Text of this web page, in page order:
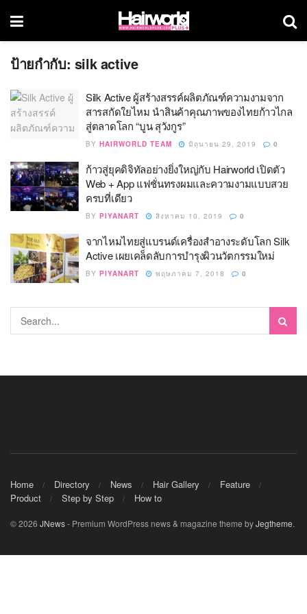
ป้ายกำกับ: silk active
Silk Active ผู้สร้างสรรค์ผลิตภัณฑ์ความงามจาก
สารสกัดใยไหม นำสินค้าคุณภาพของไทยก้าวไกล
สู่ตลาดโลก “บูน สุวังกูร”
BY HAIRWORLD TEAM มิถุนายน 29, 2019 0
ก้าวสู่ยุคดิจิทัลอย่างยิ่งใหญ่กับ Hairworld เปิดตัว
Web + App แฟชั่นทรงผมและความงามแบบสวย
ครบที่เดียว
BY PIYANART สิงหาคม 10, 2019 0
จากไหมไทยสู่แบรนด์เครื่องสำอางระดับโลก Silk
Active เผยเคล็ดลับการบำรุงผิวนวัตกรรมใหม่
BY PIYANART พฤษภาคม 7, 2018 0
Home Directory News Hair Gallery
Feature
Product
Step by Step How to
© 2026 JNews- Premium WordPress news & magazine theme byJegtheme.